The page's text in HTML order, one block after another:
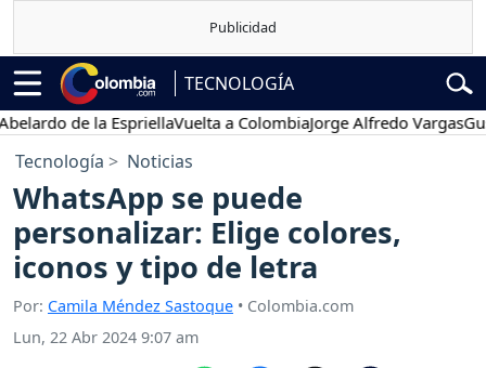
TECNOLOGÍA
de la EspriellaVuelta a ColombiaJorge Alfredo Vargas
Tecnología Noticias
WhatsApp se puede
personalizar: Elige colores,
iconos y tipo de letra
Por: Camila Méndez Sastoque • Colombia.com
Lun, 22 Abr 2024 9:07 am